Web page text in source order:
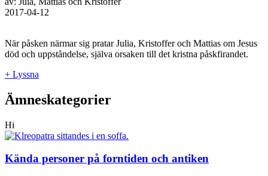
2017-04-12
När påsken närmar sig pratar Julia, Kristoffer och Mattias om Jesus
död och uppståndelse, själva orsaken till det kristna påskfirandet.
+ Lyssna
Ämneskategorier
Hi
Kända personer på forntiden och antiken